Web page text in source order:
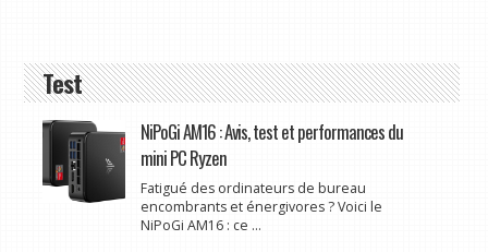
Test
NiPoGi AM16 : Avis, test et performances du
mini PC Ryzen
Fatigué des ordinateurs de bureau
encombrants et énergivores ? Voici le
NiPoGi AM16 : ce ...